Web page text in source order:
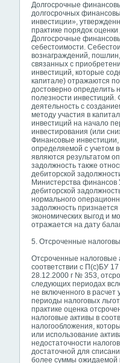
Долгосрочные
долгосрочных
инвестиции»,
практике порядок
Долгосрочные
себестоимости.
вознаграждений,
связанных с
инвестиций, которые
капитале) отражаются
достоверно определить
полезности
деятельность с
методу участия в
инвестиций на начало
инвестирования (или
Финансовые инвестиции,
определяемой с учетом
являются результатом
задолжность также
дебиторской
Министерства финансов
дебиторской
нормального
задолжность
экономических выгод и
отражается на дату
5. Отсроченные
Отсроченные налоговые
соответствии с П(с)БУ
28.12.2000 г № 353,
следующих периодах
не включенного в
периоды налоговых
практике оценка
налоговые активы в
налогообложения,
или использование
недостаточности
достаточной для
более суммы ожидаемой